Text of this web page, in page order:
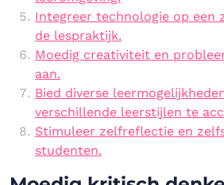
Integreer technologie op een
de lespraktijk.
Moedig creativiteit en
aan.
Bied diverse
verschillende leerstijlen te
Stimuleer zelfreflectie en
studenten.